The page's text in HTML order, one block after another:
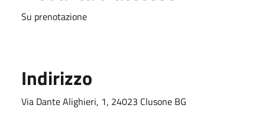
Su prenotazione
Indirizzo
Via Dante Alighieri, 1, 24023 Clusone BG